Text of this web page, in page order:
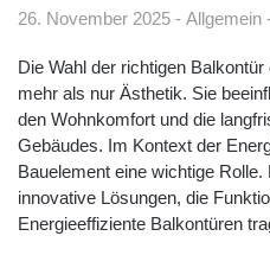
26. November 2025 Allgemein
Die Wahl der richtigen
mehr als nur Ästhetik. Sie
den Wohnkomfort und die
Gebäudes. Im Kontext der
Bauelement eine wichtige
innovative Lösungen, die
Energieeffiziente Balkontüren